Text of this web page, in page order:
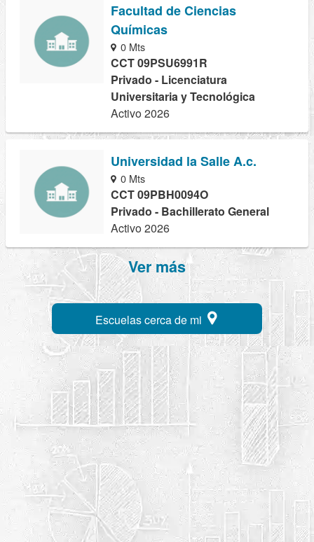
Facultad de Ciencias
Químicas
0 Mts
CCT 09PSU6991R
Privado - Licenciatura
Universitaria y Tecnológica
Activo 2026
Universidad la Salle A.c.
0 Mts
CCT 09PBH0094O
Privado - Bachillerato General
Activo 2026
Ver más
Escuelas cerca de mi